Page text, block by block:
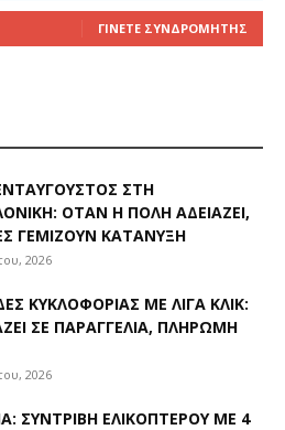
ΓΊΝΕΤΕ ΣΥΝΔΡΟΜΗΤΉΣ
ΣΤΗ
ΌΤΑΝ Η ΠΌΛΗ ΑΔΕΙΆΖΕΙ,
ΓΕΜΊΖΟΥΝ ΚΑΤΆΝΥΞΗ
2026
ΚΥΚΛΟΦΟΡΊΑΣ ΜΕ ΛΊΓΑ ΚΛΙΚ:
ΣΕ ΠΑΡΑΓΓΕΛΊΑ, ΠΛΗΡΩΜΉ
2026
ΣΥΝΤΡΙΒΉ ΕΛΙΚΟΠΤΈΡΟΥ ΜΕ 4